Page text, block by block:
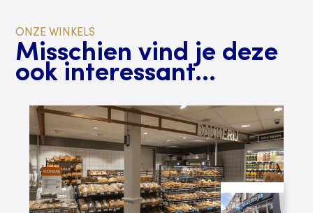
ONZE WINKELS
Misschien vind je deze
ook interessant...